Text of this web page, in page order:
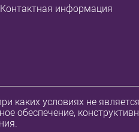
Контактная информация
условиях не
обеспечение,